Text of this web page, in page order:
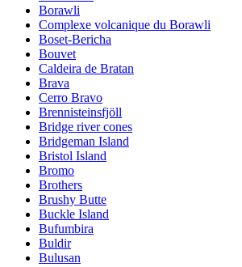
Borawli
Complexe volcanique du Borawli
Boset-Bericha
Bouvet
Caldeira de Bratan
Brava
Cerro Bravo
Brennisteinsfjöll
Bridge river cones
Bridgeman Island
Bristol Island
Bromo
Brothers
Brushy Butte
Buckle Island
Bufumbira
Buldir
Bulusan